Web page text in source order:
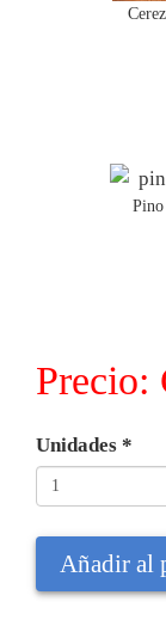
Pino
Precio:
Unidades *
Añadir al